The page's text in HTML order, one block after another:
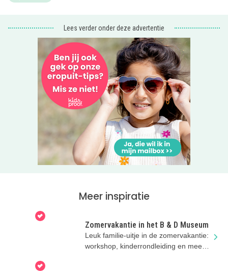
Lees verder onder deze advertentie
Meer inspiratie
Zomervakantie in het B & D Museum
Leuk familie-uitje in de zomervakantie:
workshop, kinderrondleiding en meer